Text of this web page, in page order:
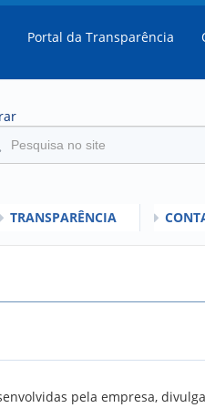
Portal da Transparência
PLR
DO DESEMPENHO DOS
ORIENTAÇÕES
TRANSPARÊNCIA
pela empresa,